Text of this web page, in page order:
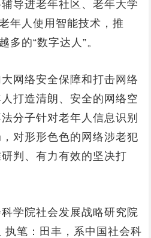
导进老年社区、老年大学
年人使用智能技术，推
多的“数字达人”。
络安全保障和打击网络
打造清朗、安全的网络空
分子针对老年人信息识别
对形形色色的网络涉老犯
判、有力有效的坚决打
院社会发展战略研究院
执笔：田丰，系中国社会科